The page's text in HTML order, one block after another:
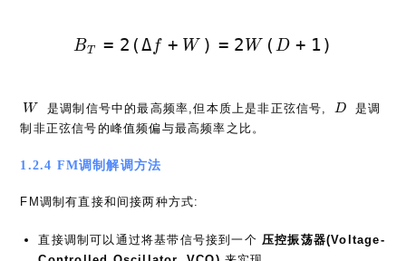
B_T = 2(\Delta f + W) = 2W(D
BT = 2 (Δ f + W ) = 2 W (D + 1)
W
W 是调制信号中的最高频率,但本质上是非正弦信号, D
D
是调
制非正弦信号的峰值频偏与最高频率之比。
1.2.4 FM调制解调方法
FM调制有直接和间接两种方式:
直接调制可以通过将基带信号接到一个 压控振荡器(Voltage-